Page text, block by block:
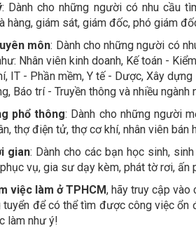
: Dành cho những người có nhu cầu
hàng, giám sát, giám đốc, phó giám
môn: Dành cho những người có
Nhân viên kinh doanh, Kế toán -
IT - Phần mềm, Y tế - Dược, Xây
Báo trí - Truyền thông và nhiều ngành
phổ thông: Dành cho những người
thợ điện tử, thợ cơ khí, nhân viên bán
gian: Dành cho các bạn học sinh,
vụ, gia sư dạy kèm, phát tờ rơi, ấn
việc làm ở TPHCM, hãy truy cập
để có thể tìm được công việc
làm như ý!